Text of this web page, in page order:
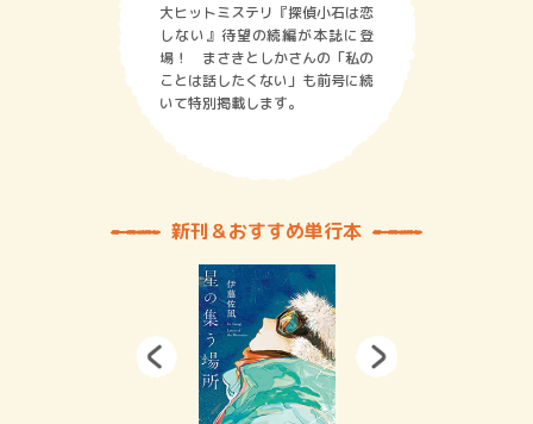
大ヒットミステリ『探偵小石は恋
しない』待望の続編が本誌に登
場！ まさきとしかさんの「私の
ことは話したくない」も前号に続
いて特別掲載します。
新刊＆おすすめ単行本